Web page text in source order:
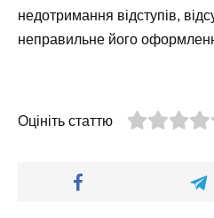
недотримання відступів,
неправильне його
Оцініть статтю